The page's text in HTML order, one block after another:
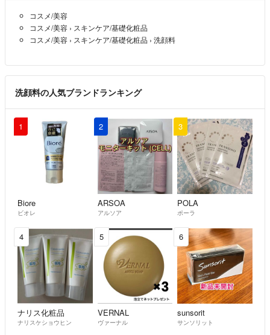
コスメ/美容
コスメ/美容 › スキンケア/基礎化粧品
コスメ/美容 › スキンケア/基礎化粧品 › 洗顔料
洗顔料の人気ブランドランキング
1
Biore
ビオレ
2
ARSOA
アルソア
3
POLA
ポーラ
4
ナリス化粧品
ナリスケショウヒン
5
VERNAL
ヴァーナル
6
sunsorit
サンソリット